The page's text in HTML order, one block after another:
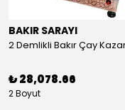
BAKIR SARAYI
₺ 28,078.66
2 Boyut